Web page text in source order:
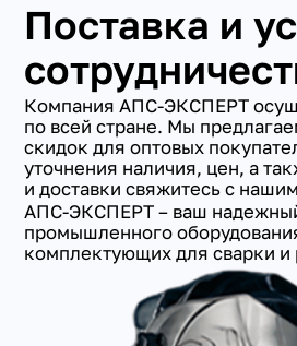
Поставка и
Компания АПС-ЭКСПЕРТ
по всей стране. Мы
скидок для оптовых
уточнения наличия, цен, а
и доставки свяжитесь с
АПС-ЭКСПЕРТ – ваш
промышленного
комплектующих для сварки и